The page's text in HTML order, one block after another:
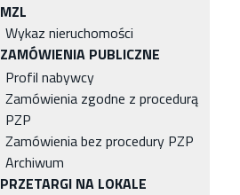
MZL
Wykaz nieruchomości
ZAMÓWIENIA PUBLICZNE
Profil nabywcy
Zamówienia zgodne z procedurą
PZP
Zamówienia bez procedury PZP
Archiwum
PRZETARGI NA LOKALE